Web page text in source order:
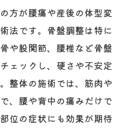
方が腰痛や産後の体型変
法です。骨盤調整は特に
や股関節、腰椎など骨盤
ェックし、硬さや不安定
整体の施術では、筋肉や
、腰や背中の痛みだけで
位の症状にも効果が期待